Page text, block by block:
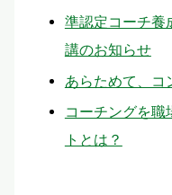
準認定コーチ養
講のお知らせ
あらためて、コ
コーチングを職
トとは？